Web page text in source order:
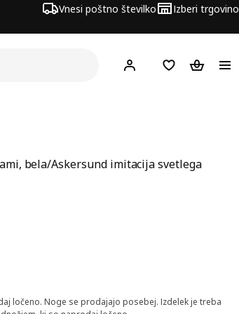
Vnesi poštno številko Izberi trgovino
Hej! Prijava ali
Seznam želja
bela/Askersund imitacija svetlega
4.7 od skupno 5 zvezdic. Skupno
ločeno. Noge se prodajajo posebej. Izdelek je treba